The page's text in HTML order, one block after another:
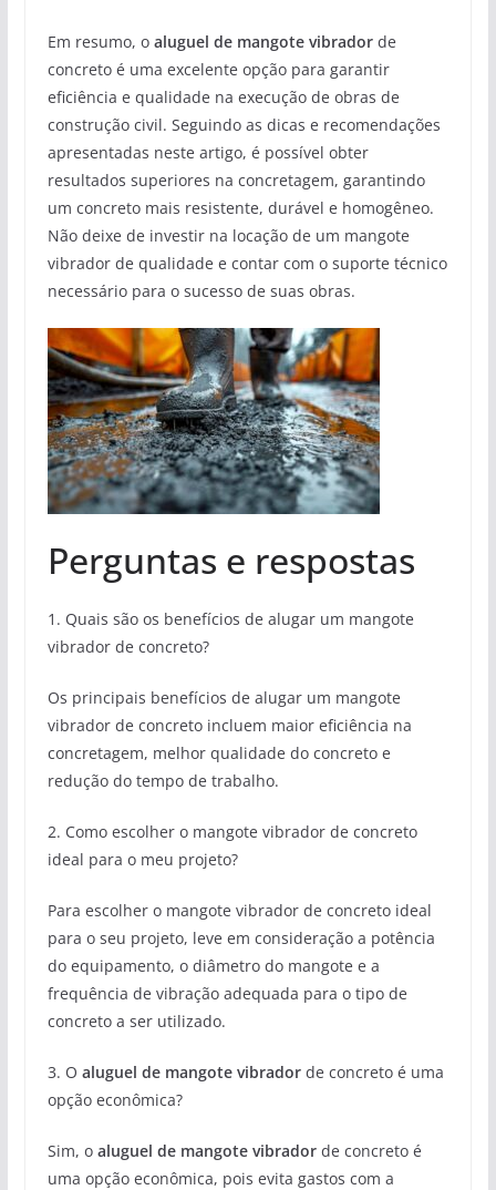
Em resumo, o aluguel de mangote vibradorde
concreto é uma excelente opção para garantir
eficiência e qualidade na execução de obras de
construção civil. Seguindo as dicas e recomendações
apresentadas neste artigo, é possível obter
resultados superiores na concretagem, garantindo
um concreto mais resistente, durável e homogêneo.
Não deixe de investir na locação de um mangote
vibrador de qualidade e contar com o suporte técnico
necessário para o sucesso de suas obras.
Perguntas e respostas
1. Quais são os benefícios de alugar um mangote
vibrador de concreto?
Os principais benefícios de alugar um mangote
vibrador de concreto incluem maior eficiência na
concretagem, melhor qualidade do concreto e
redução do tempo de trabalho.
2. Como escolher o mangote vibrador de concreto
ideal para o meu projeto?
Para escolher o mangote vibrador de concreto ideal
para o seu projeto, leve em consideração a potência
do equipamento, o diâmetro do mangote e a
frequência de vibração adequada para o tipo de
concreto a ser utilizado.
3. O aluguel de mangote vibradorde concreto é uma
opção econômica?
Sim, o aluguel de mangote vibradorde concreto é
uma opção econômica, pois evita gastos com a